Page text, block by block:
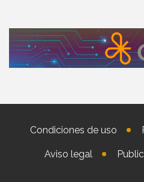
Condiciones de uso
Aviso legal